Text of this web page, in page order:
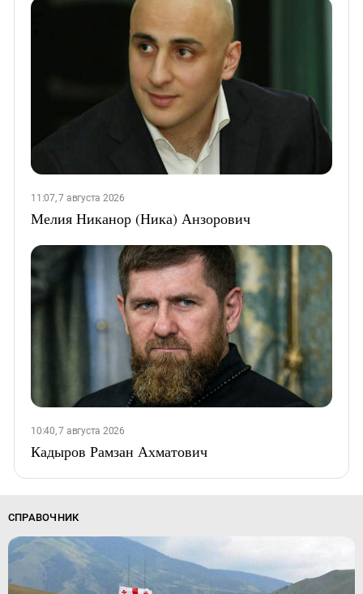
11:07, 7 августа 2026
Мелия Никанор (Ника) Анзорович
10:40, 7 августа 2026
Кадыров Рамзан Ахматович
СПРАВОЧНИК